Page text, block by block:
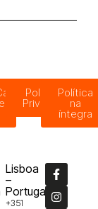
de
Política de
Privacidade
Política
na
íntegra
Lisboa
–
Portugal
+351